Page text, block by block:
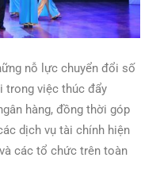
nỗ lực chuyển đổi số
trong việc thúc đẩy
hàng, đồng thời góp
dịch vụ tài chính hiện
các tổ chức trên toàn